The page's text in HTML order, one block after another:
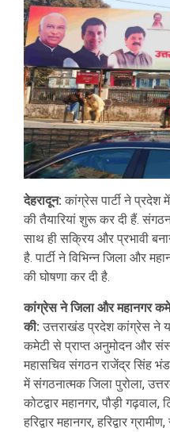
देहरादून: कांग्रेस पार्टी ने प्रदेश
की तैयारियां शुरू कर दी हैं.
साथ ही सक्रिय और प्रभावी
है. पार्टी ने विभिन्न जिला और
की घोषणा कर दी है.
कांग्रेस ने जिला और महानगर
की: उत्तराखंड प्रदेश कांग्रेस ने
कमेटी से प्राप्त अनुमोदन और
महासचिव संगठन राजेंद्र सिंह
में संगठनात्मक जिला पुरोला,
कोटद्वार महानगर, पौड़ी गढ़वाल,
हरिद्वार महानगर, हरिद्वार